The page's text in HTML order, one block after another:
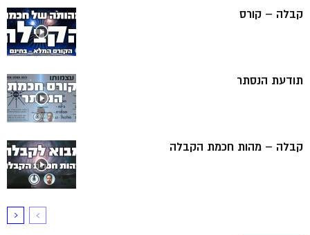
קבלה – קורס
תודעת הנסתר
קבלה – מהות חכמת הקבלה